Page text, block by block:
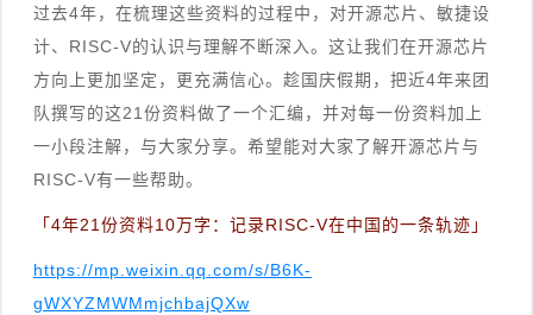
过去4年，在梳理这些资料的过程中，对开源芯片、敏捷设
计、RISC-V的认识与理解不断深入。这让我们在开源芯片
方向上更加坚定，更充满信心。趁国庆假期，把近4年来团
队撰写的这21份资料做了一个汇编，并对每一份资料加上
一小段注解，与大家分享。希望能对大家了解开源芯片与
RISC-V有一些帮助。
「4年21份资料10万字：记录RISC-V在中国的一条轨迹」
https://mp.weixin.qq.com/s/B6K-
gWXYZMWMmjchbajQXw